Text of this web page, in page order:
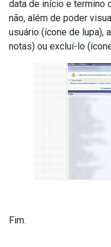
data de início e termino
não, além de poder
usuário (ícone de lupa),
notas) ou excluí-lo
Fim.